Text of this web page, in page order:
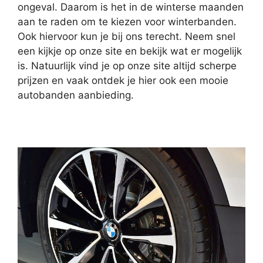
ongeval. Daarom is het in de winterse maanden
aan te raden om te kiezen voor winterbanden.
Ook hiervoor kun je bij ons terecht. Neem snel
een kijkje op onze site en bekijk wat er mogelijk
is. Natuurlijk vind je op onze site altijd scherpe
prijzen en vaak ontdek je hier ook een mooie
autobanden aanbieding.